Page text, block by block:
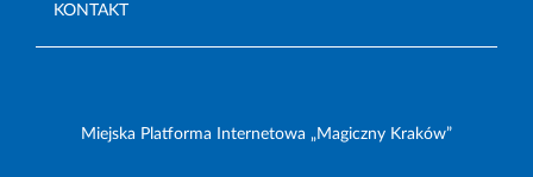
KONTAKT
Miejska Platforma Internetowa „Magiczny Kraków”